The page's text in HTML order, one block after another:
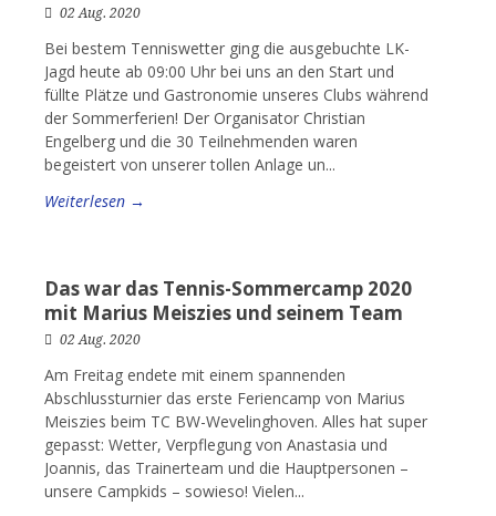
02 Aug. 2020
Bei bestem Tenniswetter ging die ausgebuchte LK-
Jagd heute ab 09:00 Uhr bei uns an den Start und
füllte Plätze und Gastronomie unseres Clubs während
der Sommerferien! Der Organisator Christian
Engelberg und die 30 Teilnehmenden waren
begeistert von unserer tollen Anlage un...
Weiterlesen →
Das war das Tennis-Sommercamp 2020
mit Marius Meiszies und seinem Team
02 Aug. 2020
Am Freitag endete mit einem spannenden
Abschlussturnier das erste Feriencamp von Marius
Meiszies beim TC BW-Wevelinghoven. Alles hat super
gepasst: Wetter, Verpflegung von Anastasia und
Joannis, das Trainerteam und die Hauptpersonen –
unsere Campkids – sowieso! Vielen...